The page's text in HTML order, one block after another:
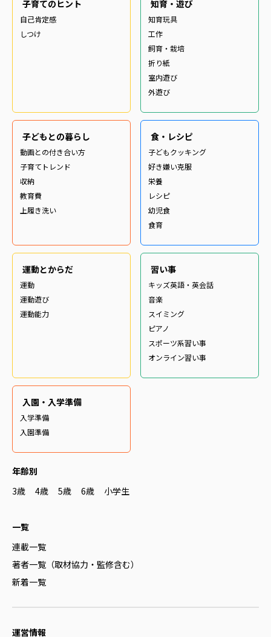
子育てのヒント
自己肯定感
しつけ
知育・遊び
知育玩具
工作
飼育・栽培
折り紙
室内遊び
外遊び
子どもとの暮らし
動画との付き合い方
子育てトレンド
収納
教育費
上履き洗い
食・レシピ
子どもクッキング
好き嫌い克服
栄養
レシピ
幼児食
食育
運動とからだ
運動
運動遊び
運動能力
習い事
キッズ英語・英会話
音楽
スイミング
ピアノ
スポーツ系習い事
オンライン習い事
入園・入学準備
入学準備
入園準備
年齢別
3歳
4歳 5歳 6歳 小学生
一覧
連載一覧
著者一覧（取材協力・監修含む）
新着一覧
運営情報